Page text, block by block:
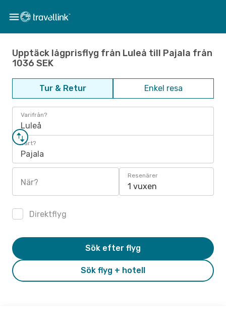
Upptäck lågprisflyg från Luleå till Pajala från
1036 SEK
Tur & Retur Enkel resa
Varifrån?
Luleå
Vart?
Pajala
När?
Resenärer
1 vuxen
Direktflyg
Sök flyg + hotell
Sök efter flyg